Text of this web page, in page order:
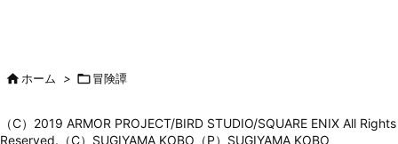
ホーム > 冒険譚
（C）2019 ARMOR PROJECT/BIRD STUDIO/SQUARE ENIX All Rights
Reserved.（C）SUGIYAMA KOBO（P）SUGIYAMA KOBO